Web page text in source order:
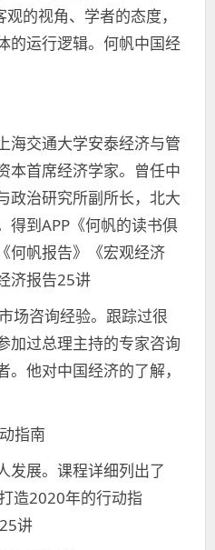
的视角、学者的态度，
的运行逻辑。何帆中国经
海交通大学安泰经济与管
本首席经济学家。曾任中
政治研究所副所长，北大
得到APP《何帆的读书俱
何帆报告》《宏观经济
济报告25讲
场咨询经验。跟踪过很
加过总理主持的专家咨询
他对中国经济的了解，
指南
发展。课程详细列出了
造2020年的行动指
讲